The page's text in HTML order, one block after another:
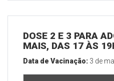
DOSE 2 E 3 PARA
MAIS, DAS 17 ÀS
Data de Vacinação: 3 de